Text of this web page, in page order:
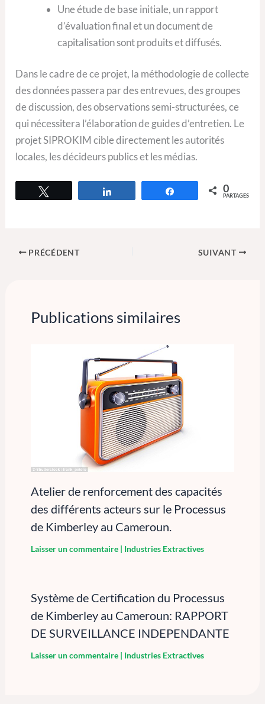
Une étude de base initiale, un rapport
d’évaluation final et un document de
capitalisation sont produits et diffusés.
Dans le cadre de ce projet, la méthodologie de collecte
des données passera par des entrevues, des groupes
de discussion, des observations semi-structurées, ce
qui nécessitera l’élaboration de guides d’entretien. Le
projet SIPROKIM cible directement les autorités
locales, les décideurs publics et les médias.
Partagez 0
PARTAGES
PRÉCÉDENT SUIVANT
Publications similaires
Atelier de renforcement des capacités
des différents acteurs sur le Processus
de Kimberley au Cameroun.
Laisser un commentaire | Industries Extractives
Système de Certification du Processus
de Kimberley au Cameroun: RAPPORT
DE SURVEILLANCE INDEPENDANTE
Laisser un commentaire | Industries Extractives